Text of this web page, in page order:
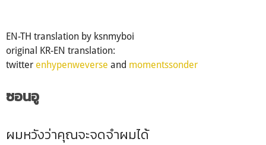
EN-TH translation by ksnmyboi
original KR-EN translation:
twitter enhypenweverse and momentssonder
ซอนอู
ผมหวังว่าคุณจะจดจำผมได้